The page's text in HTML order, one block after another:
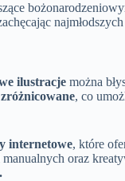
ilustracje można
, co
internetowe, które
oraz